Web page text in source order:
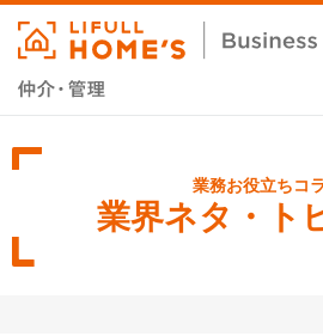
業務支援サービ
業界ネタ・ト